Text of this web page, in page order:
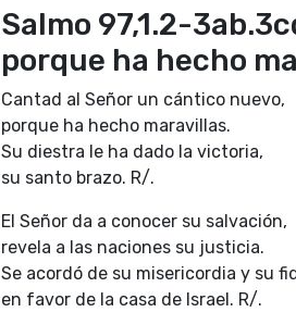
Salmo 97,1.2-
porque ha hecho
Cantad al Señor un cántico nuevo,
porque ha hecho maravillas.
Su diestra le ha dado la victoria,
su santo brazo. R/.
El Señor da a conocer su salvación,
revela a las naciones su justicia.
Se acordó de su misericordia y su
en favor de la casa de Israel. R/.